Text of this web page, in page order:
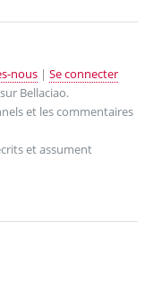
nous| Se connecter
Bellaciao.
et les commentaires
et assument